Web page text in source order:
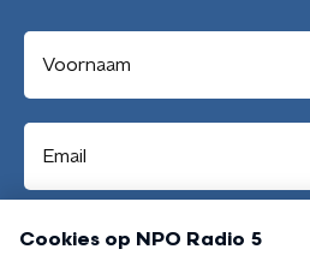
Aanmelden